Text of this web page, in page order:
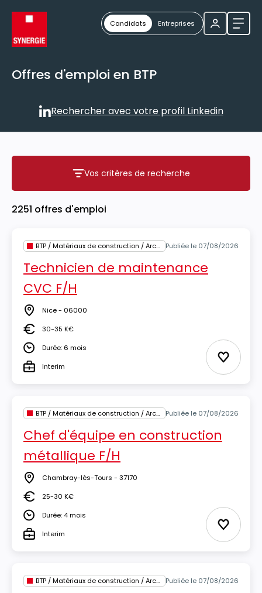
Candidats Entreprises
Offres d'emploi en BTP
Rechercher avec votre
Rechercher avec votre profil Linkedin
Vos critères de recherche
Vos critères de recherche
2251 offres d'emploi
BTP / Matériaux de construction / Architecture Publiée le 07/08/2026
Technicien de maintenance
CVC F/H
Lieu Nice - 06000
Salaire30-35 K€
DuréeDurée: 6 mois
TypeInterim Ajouter
BTP / Matériaux de construction / Architecture Publiée le 07/08/2026
Chef d'équipe en construction
métallique F/H
Lieu Chambray-lès-Tours - 37170
Salaire25-30 K€
DuréeDurée: 4 mois
TypeInterim Ajouter
BTP / Matériaux de construction / Architecture Publiée le 07/08/2026